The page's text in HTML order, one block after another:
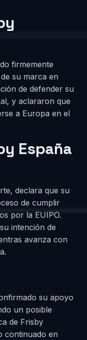
firmemente
su marca en
de defender su
y aclararon que
a Europa en el
España
declara que su
de cumplir
por la EUIPO.
intención de
avanza con
su apoyo
un posible
de Frisby
continuado en